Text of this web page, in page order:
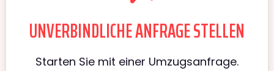
UNVERBINDLICHE ANFRAGE STELLEN
Starten Sie mit einer Umzugsanfrage.